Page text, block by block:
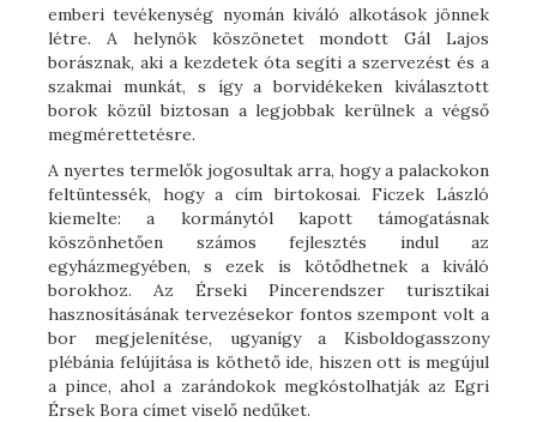
emberi tevékenység nyomán kiváló alkotások jönnek
létre. A helynök köszönetet mondott Gál Lajos
borásznak, aki a kezdetek óta segíti a szervezést és a
szakmai munkát, s így a borvidékeken kiválasztott
borok közül biztosan a legjobbak kerülnek a végső
megmérettetésre.
A nyertes termelők jogosultak arra, hogy a palackokon
feltüntessék, hogy a cím birtokosai. Ficzek László
kiemelte: a kormánytól kapott támogatásnak
köszönhetően számos fejlesztés indul az
egyházmegyében, s ezek is kötődhetnek a kiváló
borokhoz. Az Érseki Pincerendszer turisztikai
hasznosításának tervezésekor fontos szempont volt a
bor megjelenítése, ugyanígy a Kisboldogasszony
plébánia felújítása is köthető ide, hiszen ott is megújul
a pince, ahol a zarándokok megkóstolhatják az Egri
Érsek Bora címet viselő nedűket.